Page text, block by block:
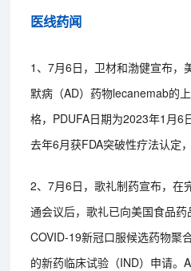
医线药闻
1、7月6日，卫材和渤健宣布，
默病（AD）药物lecanemab的
格，PDUFA日期为2023年1月6
去年6月获FDA突破性疗法认定
2、7月6日，歌礼制药宣布，在
通会议后，歌礼已向美国食品
COVID-19新冠口服候选药物聚
的新药临床试验（IND）申请。